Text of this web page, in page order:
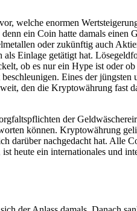
welche enormen
ein Coin hatte damals einen
oder zukünftig auch
Einlage getätigt hat.
ob es nur ein Hype ist oder ob
Eines der jüngsten
den die Kryptowährung fast
der
können. Kryptowährung
darüber nachgedacht hat. Alle
heute ein internationales und